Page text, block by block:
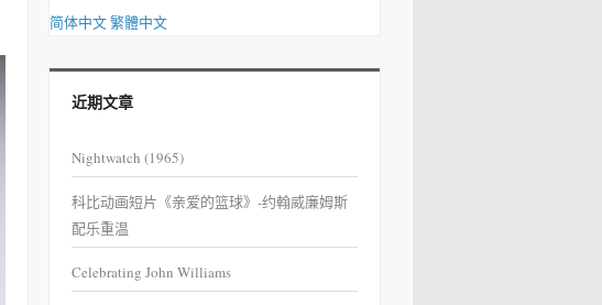
简体中文繁體中文
近期文章
Nightwatch (1965)
科比动画短片《亲爱的篮球》-约翰威廉姆斯
配乐重温
Celebrating John Williams